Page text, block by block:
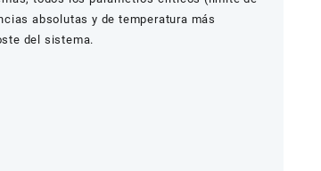
absolutas y de temperatura más
del sistema.